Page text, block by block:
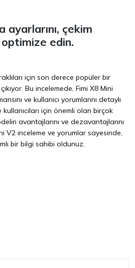
ayarlarını, çekim
edin.
için son derece popüler bir
Bu incelemede, Fimi X8 Mini
ve kullanıcı yorumlarını detaylı
için önemli olan birçok
avantajlarını ve dezavantajlarını
V2 inceleme ve yorumlar sayesinde,
bir bilgi sahibi oldunuz.